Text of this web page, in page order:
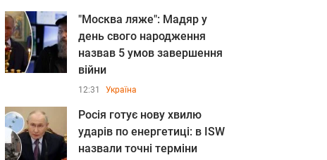
"Москва ляже": Мадяр у
день свого народження
назвав 5 умов завершення
війни
12:31 Україна
Росія готує нову хвилю
ударів по енергетиці: в ISW
назвали точні терміни